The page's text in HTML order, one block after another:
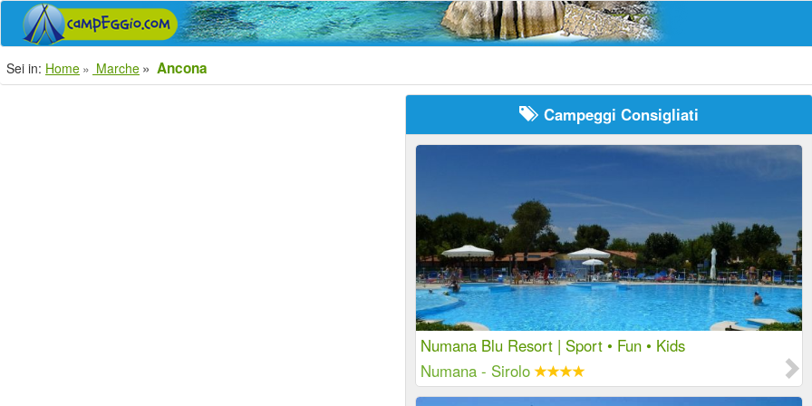
Sei in: Home Marche Ancona
Campeggi Consigliati
Numana Blu Resort | Sport • Fun • Kids
Numana - Sirolo